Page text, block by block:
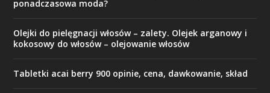
ponadczasowa moda?
Olejki do pielęgnacji włosów – zalety. Olejek arganowy i
kokosowy do włosów – olejowanie włosów
Tabletki acai berry 900 opinie, cena, dawkowanie, skład